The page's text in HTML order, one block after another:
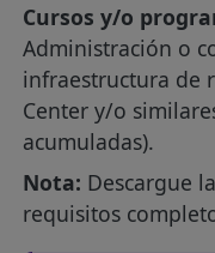
Cursos y/o
Administración o
infraestructura de
Center y/o
acumuladas).
Nota: Descargue
requisitos